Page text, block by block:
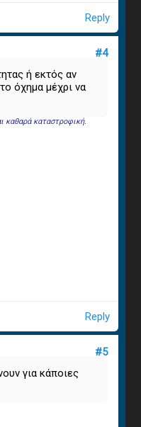
Reply
#4
ή εκτός αν
όχημα μέχρι να
καθαρά καταστροφική.
Reply
#5
για κάποιες